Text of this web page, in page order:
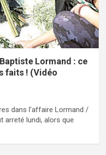
Lormand : ce
faits ! (Vidéo
dans l'affaire Lormand /
arreté lundi, alors que